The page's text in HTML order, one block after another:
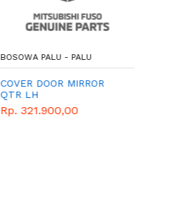
BOSOWA PALU - PALU
COVER DOOR MIRROR
QTR LH
Rp. 321.900,00